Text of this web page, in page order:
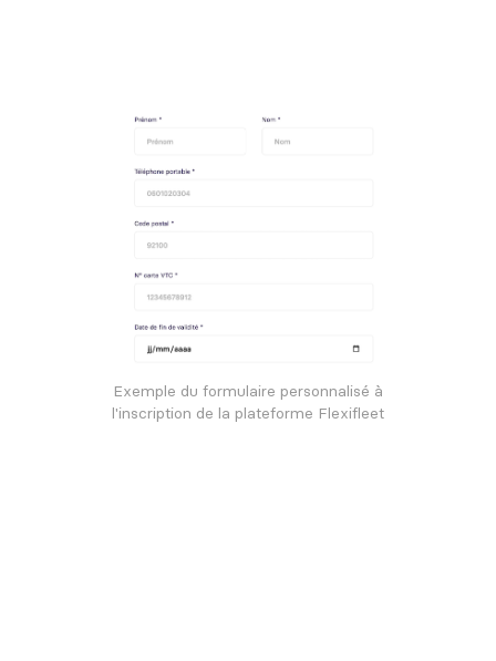
Exemple du formulaire personnalisé à
l'inscription de la plateforme Flexifleet